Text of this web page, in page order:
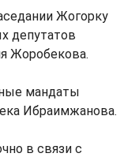
Жогорку
депутатов
Жоробекова.
мандаты
Ибраимжанова.
в связи с